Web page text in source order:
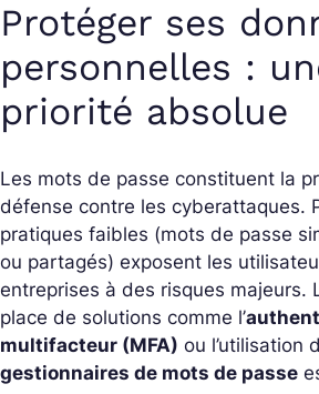
Protéger ses
personnelles :
priorité absolue
Les mots de passe constituent la
défense contre les cyberattaques.
pratiques faibles (mots de passe
ou partagés) exposent les
entreprises à des risques majeurs.
place de solutions comme l’
multifacteur (MFA) ou l’utilisation
gestionnaires de mots de passe